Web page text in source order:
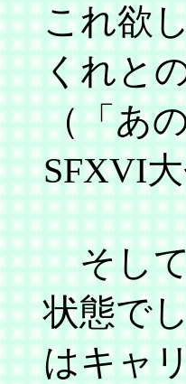
これ欲
くれと
（「あ
SFXVI
そして
状態で
はキャ